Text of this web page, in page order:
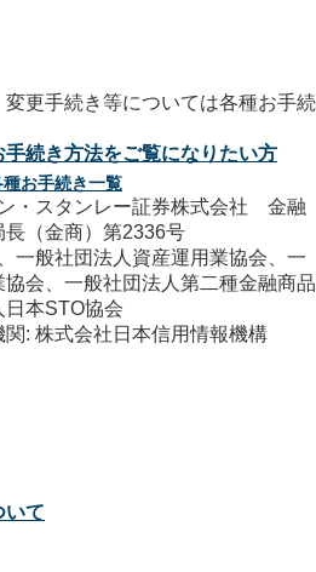
続き方法をご覧になりたい方
種お手続き一覧
・スタンレー証券株式会社 金融
（金商）第2336号
一般社団法人資産運用業協会、一
会、一般社団法人第二種金融商品
本STO協会
: 株式会社日本信用情報機構
いて